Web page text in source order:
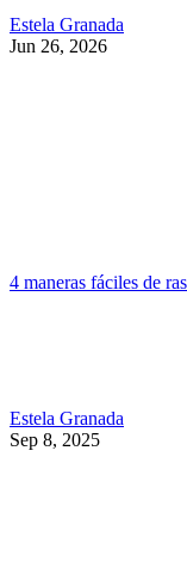
Estela Granada
Jun 26, 2026
4 maneras fáciles de
Estela Granada
Sep 8, 2025